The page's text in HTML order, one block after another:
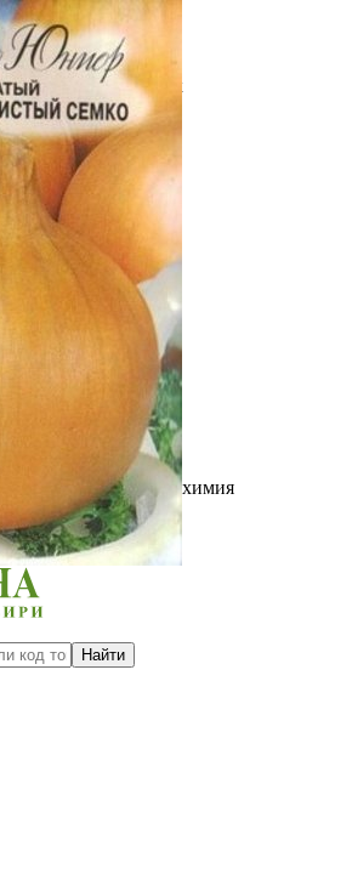
обратный звонок
аксессуары
инвентарь
удобрения, добавки, химия
декор
Найти